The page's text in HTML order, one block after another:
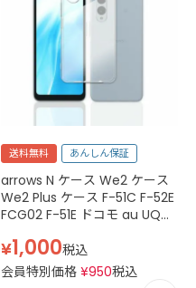
送料無料 あんしん保証
arrows N ケース We2 ケース
We2 Plus ケース F-51C F-52E
FCG02 F-51E ドコモ au UQモ
スマホ ケース TPU 透明 クリ
ア
¥1,000税込
会員特別価格 ¥950税込